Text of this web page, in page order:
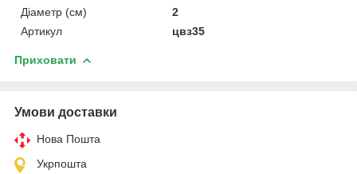
Діаметр (см)
2
Артикул
цвз35
Приховати
Умови доставки
Нова Пошта
Укрпошта